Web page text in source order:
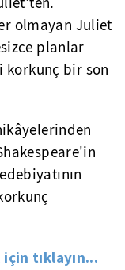
olmayan Juliet
planlar
korkunç bir son
tıklayın...